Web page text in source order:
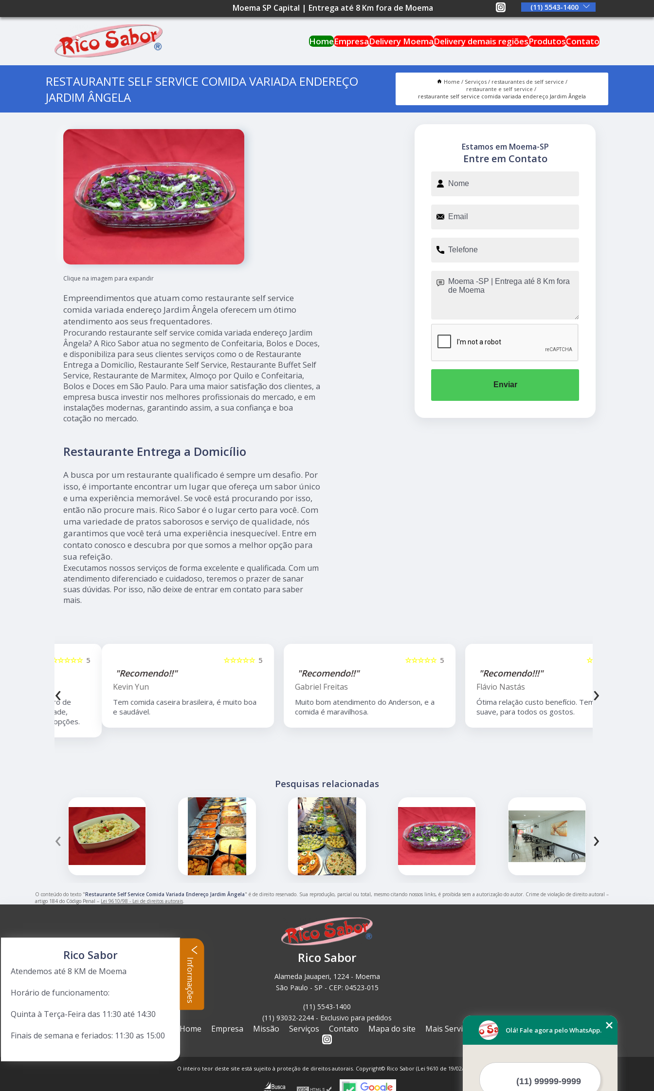
Moema SP Capital | Entrega até 8 Km fora de Moema (11) 5543-1400
HomeEmpresaDelivery MoemaDelivery demais regiõesProdutosContato
RESTAURANTE SELF SERVICE COMIDA VARIADA ENDEREÇO
JARDIM ÂNGELA
Home Serviços
restaurantes de self service
restaurante e self service
restaurante self service comida variada endereço Jardim Ângela
Clique na imagem para expandir
Empreendimentos que atuam como restaurante self service
comida variada endereço Jardim Ângela oferecem um ótimo
atendimento aos seus frequentadores.
Procurando restaurante self service comida variada endereço Jardim
Ângela? A Rico Sabor atua no segmento de Confeitaria, Bolos e Doces,
e disponibiliza para seus clientes serviços como o de Restaurante
Entrega a Domicílio, Restaurante Self Service, Restaurante Buffet Self
Service, Restaurante de Marmitex, Almoço por Quilo e Confeitaria,
Bolos e Doces em São Paulo. Para uma maior satisfação dos clientes, a
empresa busca investir nos melhores profissionais do mercado, e em
instalações modernas, garantindo assim, a sua confiança e boa
cotação no mercado.
Restaurante Entrega a Domicílio
A busca por um restaurante qualificado é sempre um desafio. Por
isso, é importante encontrar um lugar que ofereça um sabor único
e uma experiência memorável. Se você está procurando por isso,
então não procure mais. Rico Sabor é o lugar certo para você. Com
uma variedade de pratos saborosos e serviço de qualidade, nós
garantimos que você terá uma experiência inesquecível. Entre em
contato conosco e descubra por que somos a melhor opção para
sua refeição.
Executamos nossos serviços de forma excelente e qualificada. Com um
atendimento diferenciado e cuidadoso, teremos o prazer de sanar
suas dúvidas. Por isso, não deixe de entrar em contato para saber
mais.
Entre em Contato
Estamos em Moema-SP
Enviar
"Recomendo!!"
Tem comida caseira brasileira, é muito boa
"Recomendo!!"
Gabriel Freitas
Muito bom atendimento do Anderson, e a
comida é maravilhosa.
"Recomendo!!!"
Flávio Nastás
Ótima relação custo benefício. Tempero
suave, para todos os gostos.
‹ ›
Pesquisas relacionadas
‹ ›
O conteúdo do texto "Restaurante Self Service Comida Variada Endereço Jardim Ângela" é de direito reservado. Sua reprodução, parcial ou total, mesmo citando nossos links, é proibida sem a autorização do autor. Crime de violação de direito autoral –
artigo 184 do Código Penal – Lei 9610/98 - Lei de direitos autorais.
Rico Sabor
Alameda Jauaperi, 1224 - Moema
São Paulo - SP - CEP: 04523-015
(11) 5543-1400
(11) 93032-2244 - Exclusivo para pedidos
Home Empresa Missão Serviços Contato Mapa do site Mais Serviços
O inteiro teor deste site está sujeito à proteção de direitos autorais. Copyright© Rico Sabor (Lei 9610 de 19/02/1998)
Olá! Fale agora pelo WhatsApp.
Rico Sabor
Atendemos até 8 KM de Moema
Horário de funcionamento:
Quinta à Terça-Feira das 11:30 até 14:30
Finais de semana e feriados: 11:30 as 15:00
Informações